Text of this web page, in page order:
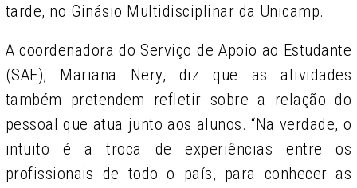
tarde, no Ginásio Multidisciplinar da Unicamp.
A coordenadora do Serviço de Apoio ao Estudante
(SAE), Mariana Nery, diz que as atividades
também pretendem refletir sobre a relação do
pessoal que atua junto aos alunos. “Na verdade, o
intuito é a troca de experiências entre os
profissionais de todo o país, para conhecer as